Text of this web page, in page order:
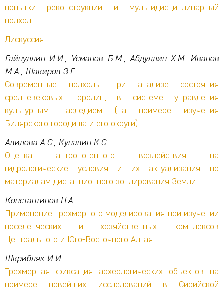
попытки реконструкции и мультидисциплинарный
подход
Дискуссия
Гайнуллин И.И., Усманов Б.М., Абдуллин Х.М. Иванов
М.А., Шакиров З.Г.
Современные подходы при анализе состояния
средневековых городищ в системе управления
культурным наследием (на примере изучения
Билярского городища и его округи)
Авилова А.С., Кунавин К.С.
Оценка антропогенного воздействия на
гидрологические условия и их актуализация по
материалам дистанционного зондирования Земли
Константинов Н.А.
Применение трехмерного моделирования при изучении
поселенческих и хозяйственных комплексов
Центрального и Юго-Восточного Алтая
Шкрибляк И.И.
Трехмерная фиксация археологических объектов на
примере новейших исследований в Сирийской